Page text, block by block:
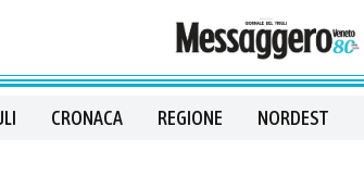
CRONACA REGIONE NORDEST